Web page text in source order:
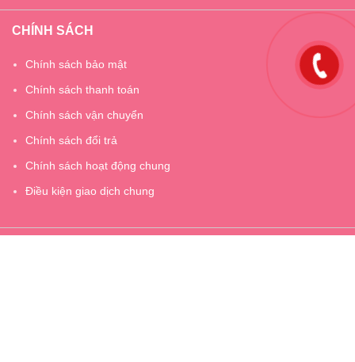
CHÍNH SÁCH
Chính sách bảo mật
Chính sách thanh toán
Chính sách vận chuyển
Chính sách đổi trả
Chính sách hoạt động chung
Điều kiện giao dịch chung